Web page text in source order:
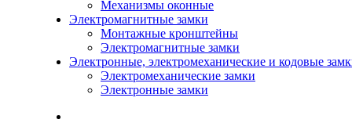
Механизмы оконные
Электромагнитные замки
Монтажные кронштейны
Электромагнитные замки
Электронные, электромеханические и кодовые
Электромеханические замки
Электронные замки